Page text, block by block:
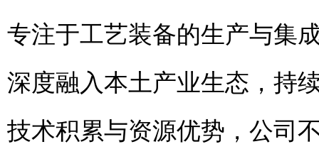
专注于工艺装备的生产与集
深度融入本土产业生态，持
技术积累与资源优势，公司